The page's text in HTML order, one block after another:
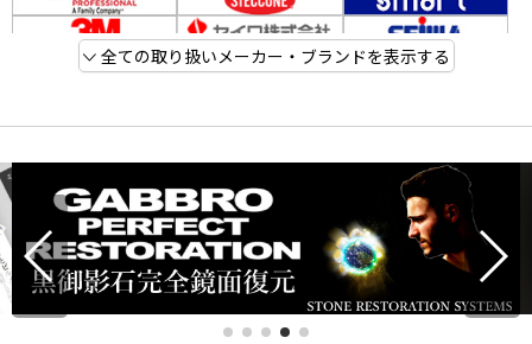
全ての取り扱いメーカー・ブランドを表示する